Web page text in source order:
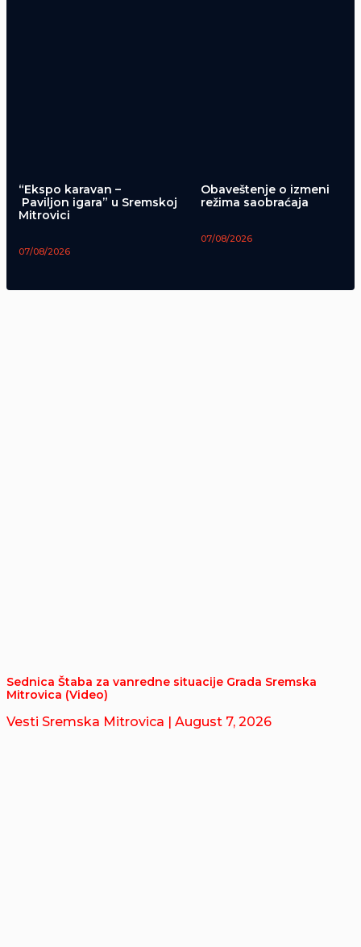
“Ekspo karavan –
Paviljon igara” u Sremskoj
Mitrovici
07/08/2026
Obaveštenje o izmeni
režima saobraćaja
07/08/2026
Sednica Štaba za vanredne situacije Grada Sremska
Mitrovica (Video)
Vesti Sremska Mitrovica | August 7, 2026